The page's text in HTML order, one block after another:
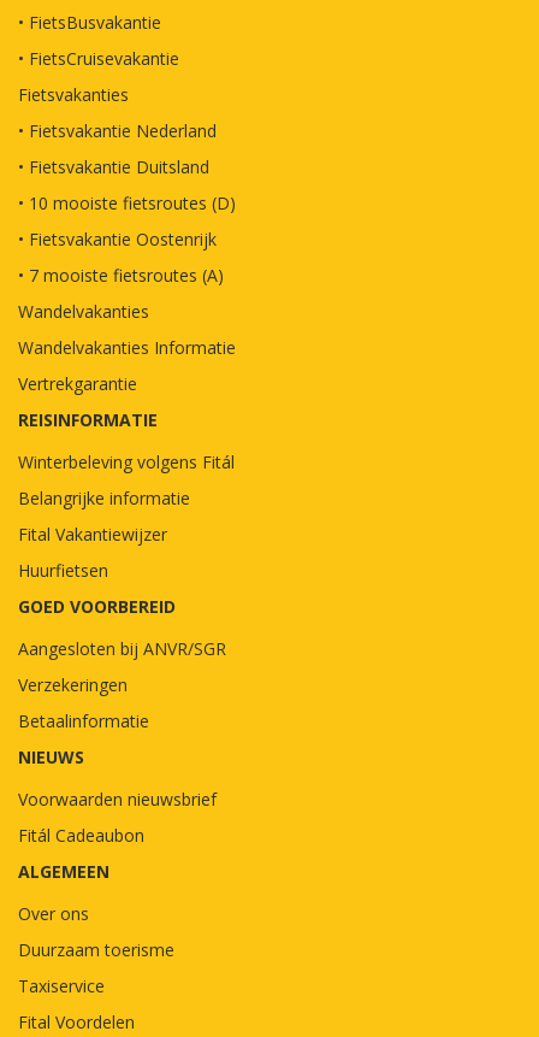
• FietsBusvakantie
• FietsCruisevakantie
Fietsvakanties
• Fietsvakantie Nederland
• Fietsvakantie Duitsland
• 10 mooiste fietsroutes (D)
• Fietsvakantie Oostenrijk
• 7 mooiste fietsroutes (A)
Wandelvakanties
Wandelvakanties Informatie
Vertrekgarantie
REISINFORMATIE
Winterbeleving volgens Fitál
Belangrijke informatie
Fital Vakantiewijzer
Huurfietsen
GOED VOORBEREID
Aangesloten bij ANVR/SGR
Verzekeringen
Betaalinformatie
NIEUWS
Voorwaarden nieuwsbrief
Fitál Cadeaubon
ALGEMEEN
Over ons
Duurzaam toerisme
Taxiservice
Fital Voordelen